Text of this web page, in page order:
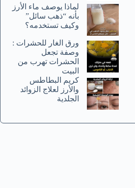
لماذا يوصف ماء الأرز
بأنه “ذهب سائل”
وكيف تستخدمه؟
ورق الغار للحشرات :
وصفة تجعل
الحشرات تهرب من
البيت
كريم البطاطس
والأرز لعلاج الزوائد
الجلدية